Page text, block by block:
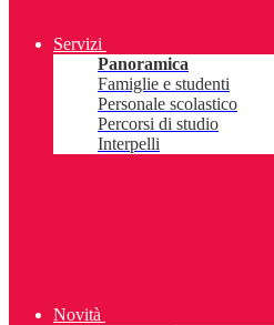
Servizi
Panoramica
Famiglie e studenti
Personale scolastico
Percorsi di studio
Interpelli
Novità